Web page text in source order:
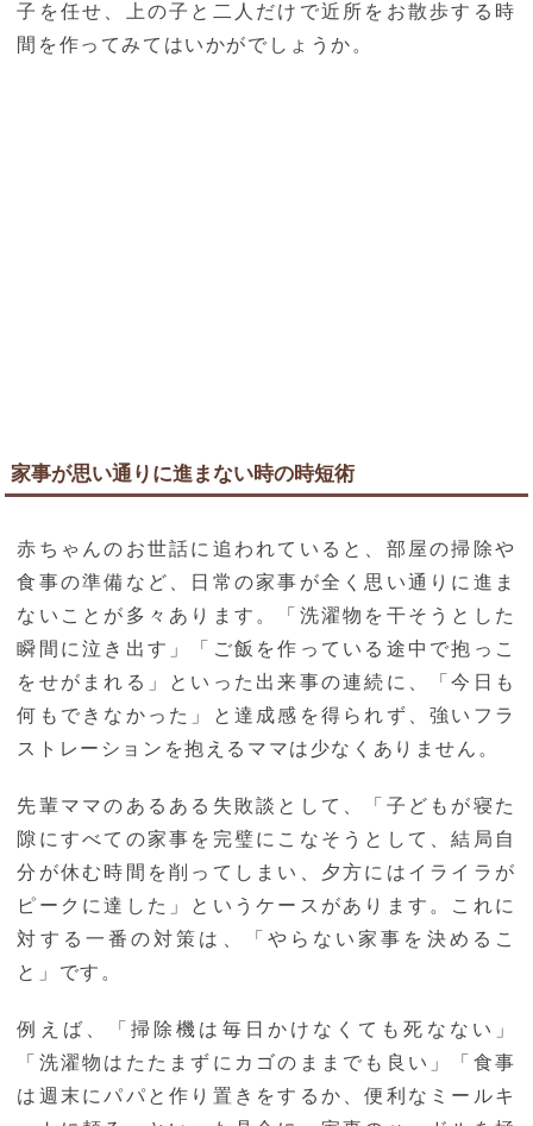
子を任せ、上の子と二人だけで近所をお散歩する時
間を作ってみてはいかがでしょうか。
家事が思い通りに進まない時の時短術
赤ちゃんのお世話に追われていると、部屋の掃除や
食事の準備など、日常の家事が全く思い通りに進ま
ないことが多々あります。「洗濯物を干そうとした
瞬間に泣き出す」「ご飯を作っている途中で抱っこ
をせがまれる」といった出来事の連続に、「今日も
何もできなかった」と達成感を得られず、強いフラ
ストレーションを抱えるママは少なくありません。
先輩ママのあるある失敗談として、「子どもが寝た
隙にすべての家事を完璧にこなそうとして、結局自
分が休む時間を削ってしまい、夕方にはイライラが
ピークに達した」というケースがあります。これに
対する一番の対策は、「やらない家事を決めるこ
と」です。
例えば、「掃除機は毎日かけなくても死なない」
「洗濯物はたたまずにカゴのままでも良い」「食事
は週末にパパと作り置きをするか、便利なミールキ